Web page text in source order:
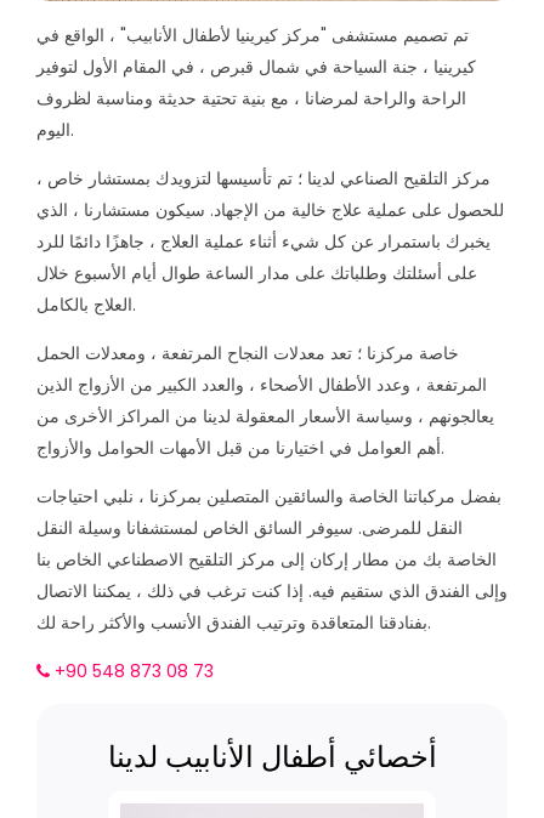
تم تصميم مستشفى "مركز كيرينيا لأطفال الأنابيب" ، الواقع في
كيرينيا ، جنة السياحة في شمال قبرص ، في المقام الأول لتوفير
الراحة والراحة لمرضانا ، مع بنية تحتية حديثة ومناسبة لظروف
اليوم.
مركز التلقيح الصناعي لدينا ؛ تم تأسيسها لتزويدك بمستشار خاص ،
للحصول على عملية علاج خالية من الإجهاد. سيكون مستشارنا ، الذي
يخبرك باستمرار عن كل شيء أثناء عملية العلاج ، جاهزًا دائمًا للرد
على أسئلتك وطلباتك على مدار الساعة طوال أيام الأسبوع خلال
العلاج بالكامل.
خاصة مركزنا ؛ تعد معدلات النجاح المرتفعة ، ومعدلات الحمل
المرتفعة ، وعدد الأطفال الأصحاء ، والعدد الكبير من الأزواج الذين
يعالجونهم ، وسياسة الأسعار المعقولة لدينا من المراكز الأخرى من
أهم العوامل في اختيارنا من قبل الأمهات الحوامل والأزواج.
بفضل مركباتنا الخاصة والسائقين المتصلين بمركزنا ، نلبي احتياجات
النقل للمرضى. سيوفر السائق الخاص لمستشفانا وسيلة النقل
الخاصة بك من مطار إركان إلى مركز التلقيح الاصطناعي الخاص بنا
وإلى الفندق الذي ستقيم فيه. إذا كنت ترغب في ذلك ، يمكننا الاتصال
بفنادقنا المتعاقدة وترتيب الفندق الأنسب والأكثر راحة لك.
+90 548 873 08 73
أخصائي أطفال الأنابيب لدينا